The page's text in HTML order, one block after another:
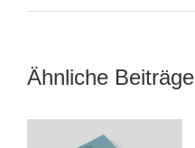
Ähnliche Beiträge